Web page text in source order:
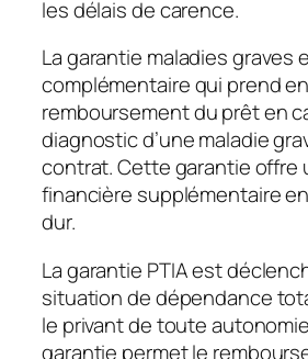
les délais de carence.
La garantie maladies graves
complémentaire qui prend
remboursement du prêt en
diagnostic d’une maladie
contrat. Cette garantie offre
financière supplémentaire
dur.
La garantie PTIA est
situation de dépendance
le privant de toute
garantie permet le